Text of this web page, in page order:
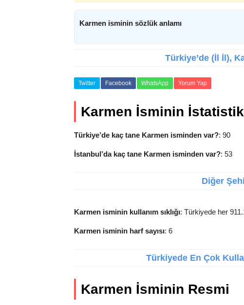
Karmen isminin sözlük anlamı
Türkiye’de (İl İl),
Twitter Facebook WhatsApp Yorum Yap
Karmen İsminin
Türkiye’de kaç tane Karmen isminden var?: 90
İstanbul’da kaç tane Karmen isminden var?: 53
Diğer
Karmen isminin kullanım sıklığı: Türkiyede her
Karmen isminin harf sayısı: 6
Türkiyede En Çok
Karmen İsminin Resmi